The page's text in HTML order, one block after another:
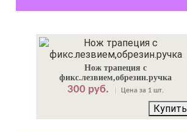
Нож трапеция с
фикс.лезвием,обрезин.ручка
300 руб. Цена за 1 шт.
Купить